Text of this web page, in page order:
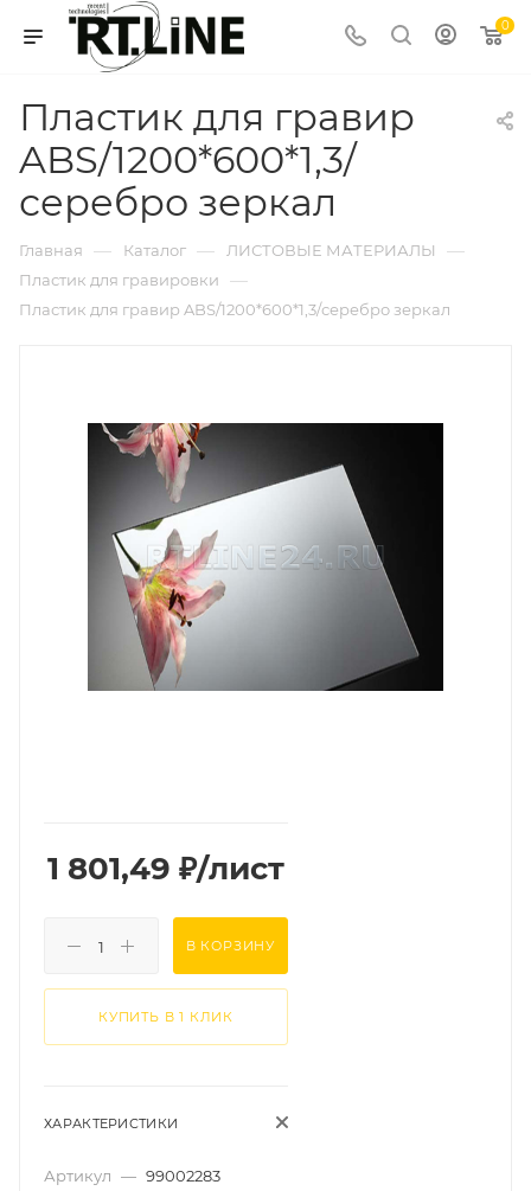
0
Пластик для гравир
ABS/1200*600*1,3/
серебро зеркал
Главная — Каталог — ЛИСТОВЫЕ МАТЕРИАЛЫ —
Пластик для гравировки —
Пластик для гравир ABS/1200*600*1,3/серебро зеркал
1 801,49 ₽/лист
В КОРЗИНУ
КУПИТЬ В 1 КЛИК
ХАРАКТЕРИСТИКИ
Артикул — 99002283